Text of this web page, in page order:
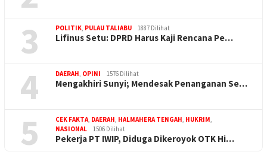
3 POLITIK, PULAU TALIABU 1887 Dilihat
Lifinus Setu: DPRD Harus Kaji Rencana Pe…
4 DAERAH, OPINI 1576 Dilihat
Mengakhiri Sunyi; Mendesak Penanganan Se…
5 CEK FAKTA, DAERAH, HALMAHERA TENGAH, HUKRIM,
NASIONAL
1506 Dilihat
Pekerja PT IWIP, Diduga Dikeroyok OTK Hi…